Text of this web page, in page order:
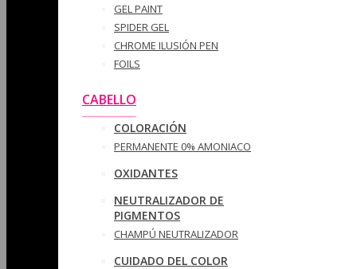
GEL PAINT
SPIDER GEL
CHROME ILUSIÓN PEN
FOILS
CABELLO
COLORACIÓN
PERMANENTE 0% AMONIACO
OXIDANTES
NEUTRALIZADOR DE
PIGMENTOS
CHAMPÚ NEUTRALIZADOR
CUIDADO DEL COLOR